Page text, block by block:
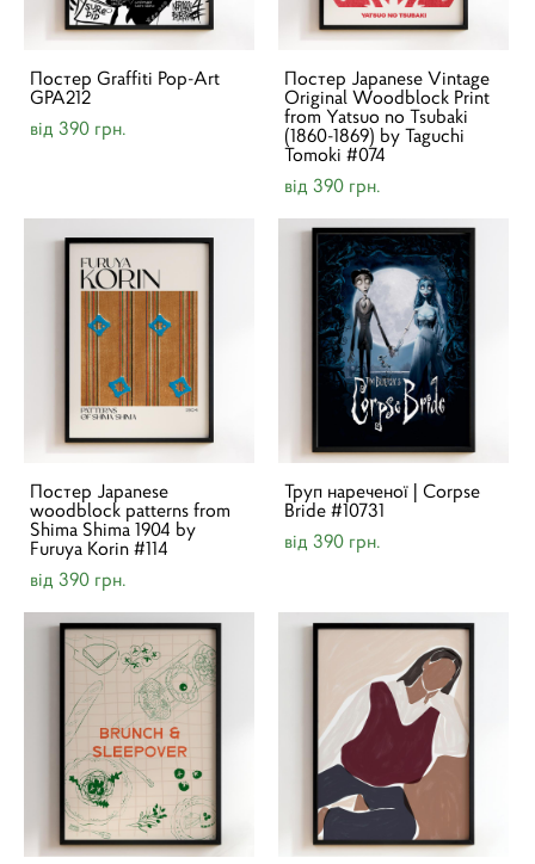
Постер Graffiti Pop-Art
GPA212
від 390 грн.
Постер Japanese Vintage
Original Woodblock Print
from Yatsuo no Tsubaki
(1860-1869) by Taguchi
Tomoki #074
від 390 грн.
Постер Japanese
woodblock patterns from
Shima Shima 1904 by
Furuya Korin #114
від 390 грн.
Труп нареченої | Corpse
Bride #10731
від 390 грн.